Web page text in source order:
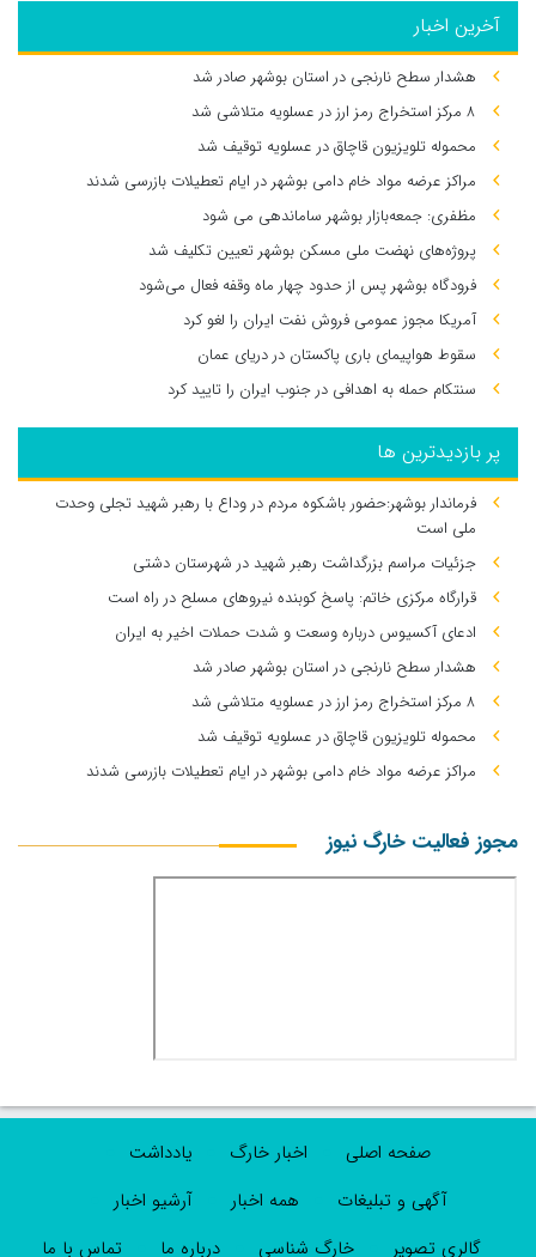
آخرین اخبار
هشدار سطح نارنجی در استان بوشهر صادر شد
۸ مرکز استخراج رمز ارز در عسلویه متلاشی شد
محموله تلویزیون قاچاق در عسلویه توقیف شد
مراکز عرضه مواد خام دامی بوشهر در ایام تعطیلات بازرسی شدند
مظفری: جمعه‌بازار بوشهر ساماندهی می‌ شود
پروژه‌های نهضت ملی مسکن بوشهر تعیین تکلیف شد
فرودگاه بوشهر پس از حدود چهار ماه وقفه فعال می‌شود
آمریکا مجوز عمومی فروش نفت ایران را لغو کرد
سقوط هواپیمای باری پاکستان در دریای عمان
سنتکام حمله به اهدافی در جنوب ایران را تایید کرد
پر بازدیدترین ها
فرماندار بوشهر:حضور باشکوه مردم در وداع با رهبر شهید تجلی وحدت
ملی است
جزئیات مراسم بزرگداشت رهبر شهید در شهرستان دشتی
قرارگاه مرکزی خاتم: پاسخ کوبنده نیروهای مسلح در راه است
ادعای آکسیوس درباره وسعت و شدت حملات اخیر به ایران
هشدار سطح نارنجی در استان بوشهر صادر شد
۸ مرکز استخراج رمز ارز در عسلویه متلاشی شد
محموله تلویزیون قاچاق در عسلویه توقیف شد
مراکز عرضه مواد خام دامی بوشهر در ایام تعطیلات بازرسی شدند
مجوز فعالیت خارگ نیوز
صفحه اصلی اخبار خارگ
یادداشت
آگهی و تبلیغات
همه اخبار
آرشیو اخبار
گالری تصویر
خارگ شناسی درباره ما تماس با ما